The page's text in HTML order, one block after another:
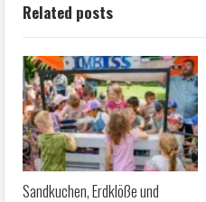
Related posts
Sandkuchen, Erdklöße und